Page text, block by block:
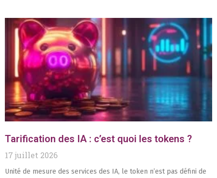
Tarification des IA : c’est quoi les tokens ?
17 juillet 2026
Unité de mesure des services des IA, le token n’est pas défini de